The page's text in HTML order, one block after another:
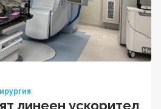
линеен ускорител